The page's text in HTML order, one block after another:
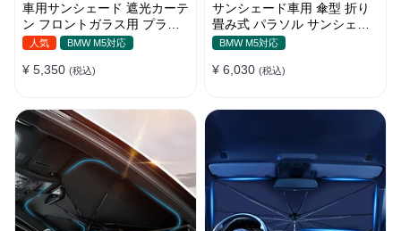
車用サンシェード 遮光カーテ
ン フロントガラス用 プライ
バシー保護 遮熱 日よけ 省エ
人気 BMW M5対応
¥ 5,350 (税込)
サンシェード車用 傘型 折り
畳み式 パラソル サンシェー
ド 簡単取付 遮光遮熱 車窓日
BMW M5対応
¥ 6,030 (税込)